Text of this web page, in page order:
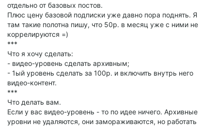
отдельно от базовых постов.
Плюс цену базовой подписки уже давно пора поднять. Я
там такие полотна пишу, что 50р. в месяц уже с ними не
коррелируются =)
***
Что я хочу сделать:
- видео-уровень сделать архивным;
- 1ый уровень сделать за 100р. и включить внутрь него
видео-контент.
***
Что делать вам.
Если у вас видео-уровень - то по идее ничего. Архивные
уровни не удаляются, они замораживаются, но работать